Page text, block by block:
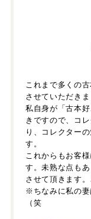
これまで多くの
させていただきま
私自身が「古本
きですので、コ
り、コレクター
す。
これからもお客
す。未熟な点も
させて頂きます
※ちなみに私の妻
（笑